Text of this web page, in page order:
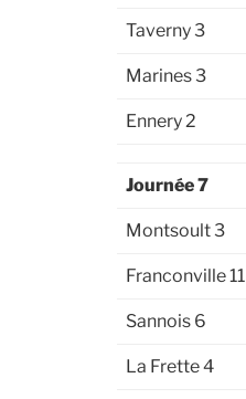
Taverny 3
Marines 3
Ennery 2
Journée 7
Montsoult 3
Franconville 11
Sannois 6
La Frette 4